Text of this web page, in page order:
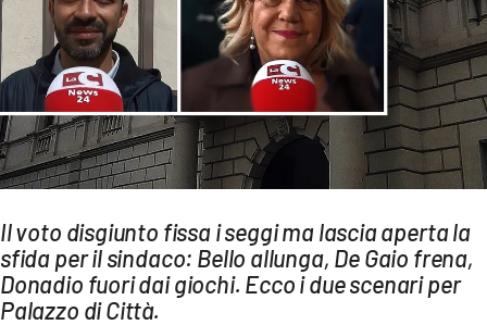
AMBIENTE
Streaming
LAC TV
LAC NETWORK
LAC ONAIR
LaC
Network
LACPLAY.IT
Il voto disgiunto fissa i seggi ma lascia aperta la
sfida per il sindaco: Bello allunga, De Gaio frena,
Donadio fuori dai giochi. Ecco i due scenari per
Palazzo di Città.